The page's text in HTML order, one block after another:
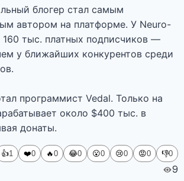
блогер стал самым
автором на платформе. У Neuro-
160 тыс. платных подписчиков —
у ближайших конкурентов среди
программист Vedal. Только на
около $400 тыс. в
донаты.
👍1 ❤️0 🔥0 😂0 😮0 😢0 😡0 👎0
9